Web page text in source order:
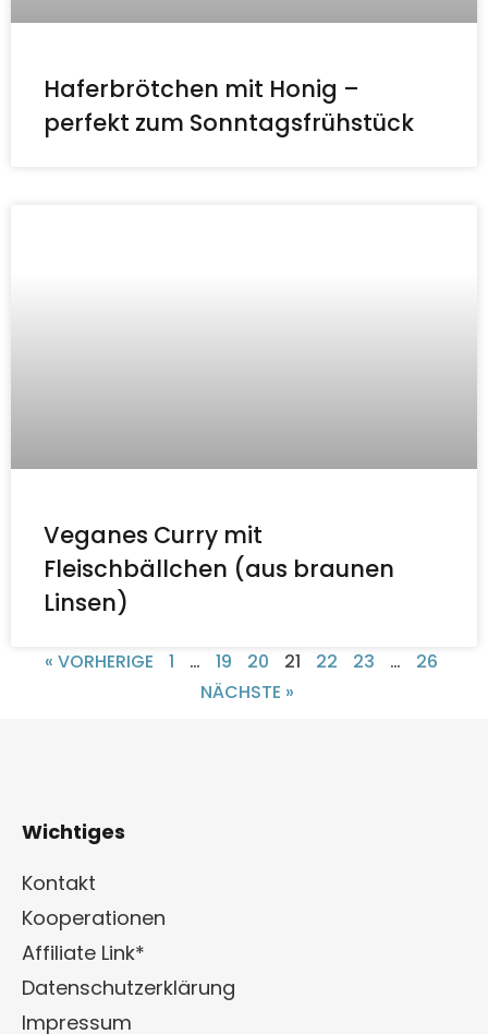
Haferbrötchen mit Honig –
perfekt zum Sonntagsfrühstück
Veganes Curry mit
Fleischbällchen (aus braunen
Linsen)
« VORHERIGE 1 … 19 20 21 22 23 …
26
NÄCHSTE »
Wichtiges
Kontakt
Kooperationen
Affiliate Link*
Datenschutzerklärung
Impressum